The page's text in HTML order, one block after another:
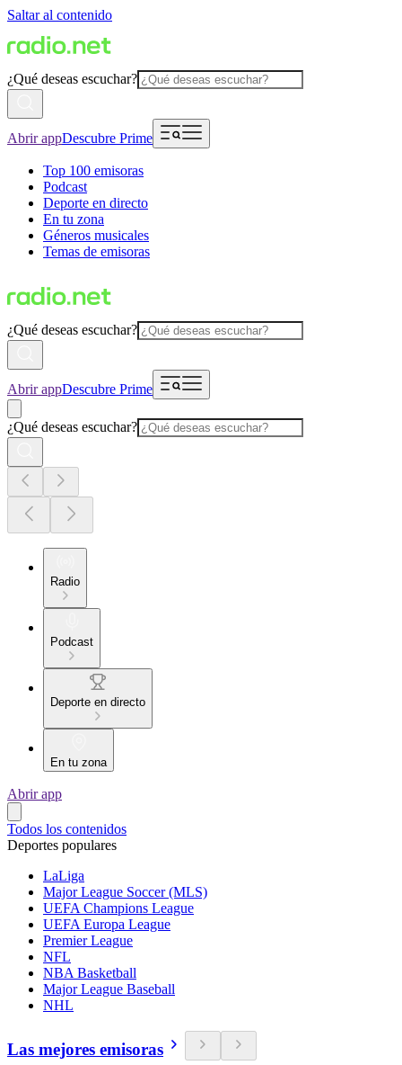
Saltar al contenido
¿Qué deseas escuchar?
Abrir appDescubre Prime
Top 100 emisoras
Podcast
Deporte en directo
En tu zona
Géneros musicales
Temas de emisoras
¿Qué deseas escuchar?
Abrir appDescubre Prime
¿Qué deseas escuchar?
Radio
Podcast
Deporte en directo
En tu zona
Abrir app
Todos los contenidos
Deportes populares
LaLiga
Major League Soccer (MLS)
UEFA Champions League
UEFA Europa League
Premier League
NFL
NBA Basketball
Major League Baseball
NHL
Las mejores emisoras